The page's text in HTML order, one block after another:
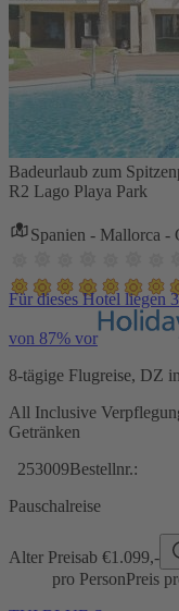
Badeurlaub zum
R2 Lago Playa Park
Spanien - Mallorca -
Für dieses Hotel liegen
von 87% vor
8-tägige Flugreise, DZ
All Inclusive
Getränken
253009Bestellnr.:
Pauschalreise
Alter Preisab €1.099,-
pro PersonPreis